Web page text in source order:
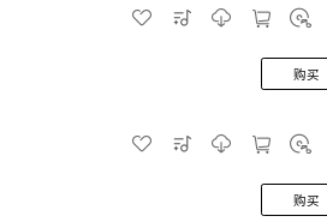
购买
购买